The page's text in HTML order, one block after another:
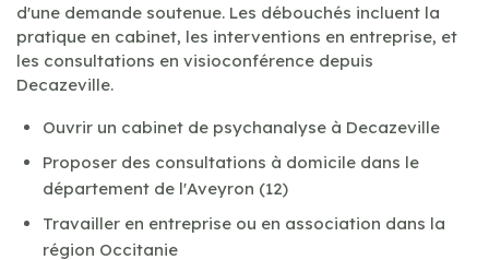
d'une demande soutenue. Les débouchés incluent la
pratique en cabinet, les interventions en entreprise, et
les consultations en visioconférence depuis
Decazeville.
Ouvrir un cabinet de psychanalyse à Decazeville
Proposer des consultations à domicile dans le
département de l'Aveyron (12)
Travailler en entreprise ou en association dans la
région Occitanie